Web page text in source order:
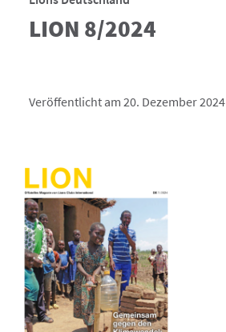
LION 8/2024
Veröffentlicht am 20. Dezember 2024